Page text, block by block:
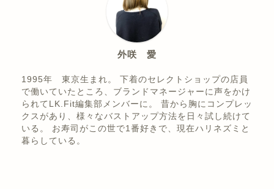
外咲 愛
1995年 東京生まれ。 下着のセレクトショップの店員
で働いていたところ、ブランドマネージャーに声をかけ
られてLK.Fit編集部メンバーに。 昔から胸にコンプレッ
クスがあり、様々なバストアップ方法を日々試し続けて
いる。 お寿司がこの世で1番好きで、現在ハリネズミと
暮らしている。